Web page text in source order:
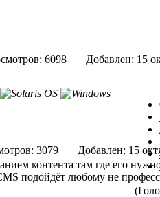
6098
Добавлен:
3079
Добавлен: 15
контента там где его
подойдёт любому не